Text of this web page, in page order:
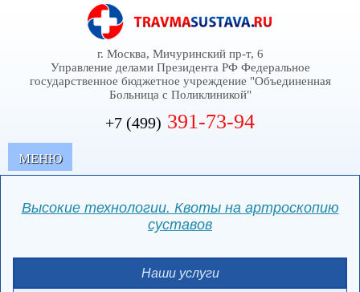
г. Москва, Мичуринский пр-т, 6
Управление делами Президента РФ Федеральное
государственное бюджетное учреждение "Объединенная
Больница с Поликлиникой"
+7 (499) 391-73-94
MЕНЮ
Высокие технологии. Квоты на артроскопию
суставов
Наши услуги